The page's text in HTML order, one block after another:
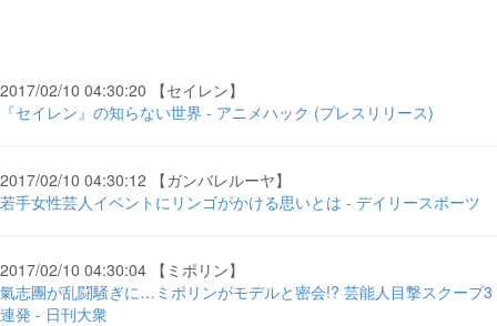
2017/02/10 04:30:20 【セイレン】
『セイレン』の知らない世界 - アニメハック (プレスリリース)
2017/02/10 04:30:12 【ガンバレルーヤ】
若手女性芸人イベントにリンゴがかける思いとは - デイリースポーツ
2017/02/10 04:30:04 【ミポリン】
氣志團が乱闘騒ぎに…ミポリンがモデルと密会!? 芸能人目撃スクープ3
連発 - 日刊大衆